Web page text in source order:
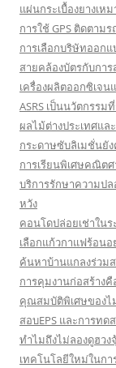
แผ่นกระเบื้องยางเห
การใช้ GPS ติดตาม
การเลือกบริษัทออก
สายคล้องบัตรกับกา
เครื่องผลิตออกซิเจ
ASRS เป็นนวัตกรรม
ผลไม้ต่างประเทศแล
กระดาษซับลิเมชั่นยั
การเรียนพิเศษคณิต
บริการรักษาความป
หวัง
คอนโดปล่อยเช่าในร
เลือกแก้วกาแฟร้อนอ
ค้นหาบ้านแกลงร่วม
การคุมงานก่อสร้าง
คุณสมบัติพิเศษของไ
สอบEPS และการทด
ทำไมถึงไม่ลองดูฮวง
เทคโนโลยีใหม่ในก